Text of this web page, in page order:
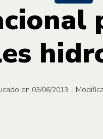
en 03/06/2013 |